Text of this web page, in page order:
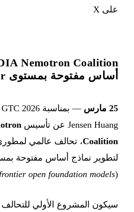
على X
أساس مفتوحة بمستوى frontier
25 مارس
Jensen Huang عن تأسيس
Coalition، تحالف عالمي
frontier open foundation models).
سيكون المشروع الأولي للتحالف